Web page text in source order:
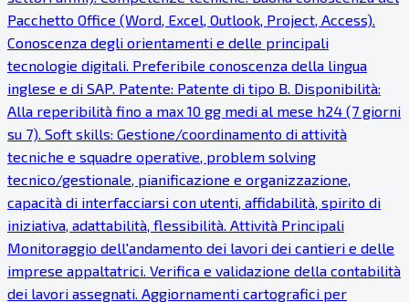
Pacchetto Office (Word, Excel, Outlook, Project, Access).
Conoscenza degli orientamenti e delle principali
tecnologie digitali. Preferibile conoscenza della lingua
inglese e di SAP. Patente: Patente di tipo B. Disponibilità:
Alla reperibilità fino a max 10 gg medi al mese h24 (7 giorni
su 7). Soft skills: Gestione/coordinamento di attività
tecniche e squadre operative, problem solving
tecnico/gestionale, pianificazione e organizzazione,
capacità di interfacciarsi con utenti, affidabilità, spirito di
iniziativa, adattabilità, flessibilità. Attività Principali
Monitoraggio dell'andamento dei lavori dei cantieri e delle
imprese appaltatrici. Verifica e validazione della contabilità
dei lavori assegnati. Aggiornamenti cartografici per